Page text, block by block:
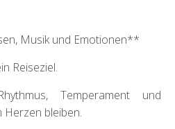
Musik und Emotionen**
Reiseziel.
Temperament und
Herzen bleiben.